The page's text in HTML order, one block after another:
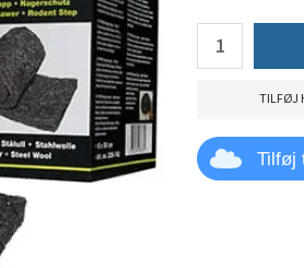
TILFØJ
Tilføj